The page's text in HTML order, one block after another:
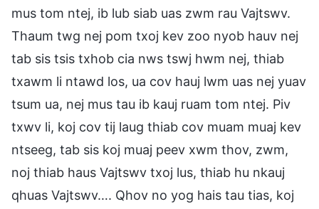
mus tom ntej, ib lub siab uas zwm rau Vajtswv.
Thaum twg nej pom txoj kev zoo nyob hauv nej
tab sis tsis txhob cia nws tswj hwm nej, thiab
txawm li ntawd los, ua cov hauj lwm uas nej yuav
tsum ua, nej mus tau ib kauj ruam tom ntej. Piv
txwv li, koj cov tij laug thiab cov muam muaj kev
ntseeg, tab sis koj muaj peev xwm thov, zwm,
noj thiab haus Vajtswv txoj lus, thiab hu nkauj
qhuas Vajtswv…. Qhov no yog hais tau tias, koj